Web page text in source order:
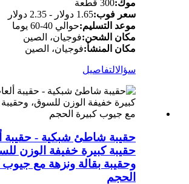
موك:300 قطعة
سعر فوب:1.65 دولار - 2.35 دولار
موعد التسليم:حوالي 40-60 يوما
مكان الشحن:فوجيان، الصين
مكان المنشأ:فوجيان، الصين
سؤالالتفاصيل
حقيبة شاطئ شبكية - حقيبة
حقيبة كبيرة خفيفة الوزن
وحقيبة بقالة ونزهة مع جيوب
الحجم